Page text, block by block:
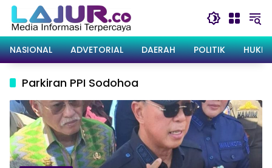
Langsung
konten
NASIONAL
ADVETORIAL DAERAH POLITIK
Parkiran PPI Sodohoa